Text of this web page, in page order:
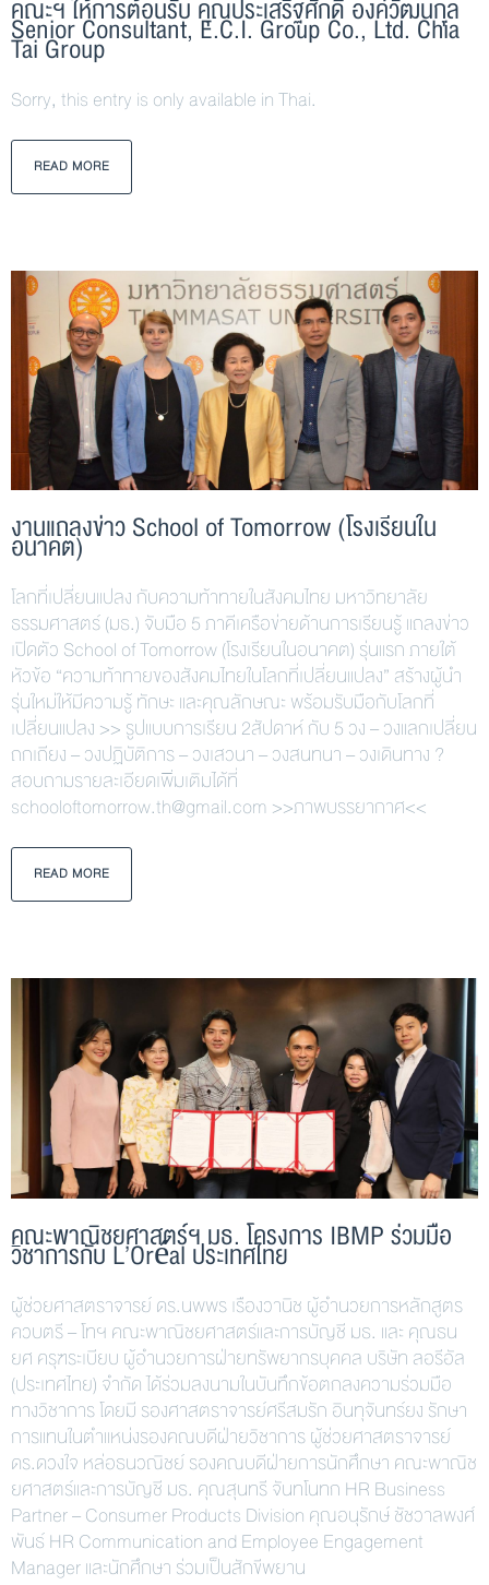
คณะฯ ให้การต้อนรับ คุณประเสริฐศักดิ์ องค์วัฒนกุล
Senior Consultant, E.C.I. Group Co., Ltd. Chia
Tai Group
Sorry, this entry is only available in Thai.
READ MORE
งานแถลงข่าว School of Tomorrow (โรงเรียนใน
อนาคต)
โลกที่เปลี่ยนแปลง กับความท้าทายในสังคมไทย มหาวิทยาลัย
ธรรมศาสตร์ (มธ.) จับมือ 5 ภาคีเครือข่ายด้านการเรียนรู้ แถลงข่าว
เปิดตัว School of Tomorrow (โรงเรียนในอนาคต) รุ่นแรก ภายใต้
หัวข้อ “ความท้าทายของสังคมไทยในโลกที่เปลี่ยนแปลง” สร้างผู้นำ
รุ่นใหม่ให้มีความรู้ ทักษะ และคุณลักษณะ พร้อมรับมือกับโลกที่
เปลี่ยนแปลง >> รูปแบบการเรียน 2สัปดาห์ กับ 5 วง – วงแลกเปลี่ยน
ถกเถียง – วงปฏิบัติการ – วงเสวนา – วงสนทนา – วงเดินทาง ?
สอบถามรายละเอียดเพิ่มเติมได้ที่
schooloftomorrow.th@gmail.com >>ภาพบรรยากาศ<<
READ MORE
คณะพาณิชยศาสตร์ฯ มธ. โครงการ IBMP ร่วมมือ
วิชาการกับ L’Oréal ประเทศไทย
ผู้ช่วยศาสตราจารย์ ดร.นพพร เรืองวานิช ผู้อำนวยการหลักสูตร
ควบตรี – โทฯ คณะพาณิชยศาสตร์และการบัญชี มธ. และ คุณธน
ยศ ครุฑระเบียบ ผู้อำนวยการฝ่ายทรัพยากรบุคคล บริษัท ลอรีอัล
(ประเทศไทย) จำกัด ได้ร่วมลงนามในบันทึกข้อตกลงความร่วมมือ
ทางวิชาการ โดยมี รองศาสตราจารย์ศรีสมรัก อินทุจันทร์ยง รักษา
การแทนในตำแหน่งรองคณบดีฝ่ายวิชาการ ผู้ช่วยศาสตราจารย์
ดร.ดวงใจ หล่อธนวณิชย์ รองคณบดีฝ่ายการนักศึกษา คณะพาณิช
ยศาสตร์และการบัญชี มธ. คุณสุนทรี จันทโนทก HR Business
Partner – Consumer Products Division คุณอนุรักษ์ ชัชวาลพงศ์
พันธ์ HR Communication and Employee Engagement
Manager และนักศึกษา ร่วมเป็นสักขีพยาน